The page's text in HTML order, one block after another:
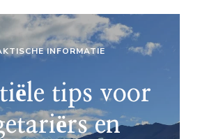
INFORMATIE
tips voor
en